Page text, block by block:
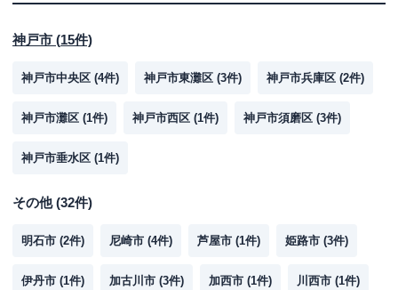
神戸市 (15件)
神戸市中央区 (4件) 神戸市東灘区 (3件) 神戸市兵庫区 (2件)
神戸市灘区 (1件) 神戸市西区 (1件) 神戸市須磨区 (3件)
神戸市垂水区 (1件)
その他(32件)
明石市 (2件) 尼崎市 (4件) 芦屋市 (1件) 姫路市 (3件)
伊丹市 (1件) 加古川市 (3件) 加西市 (1件) 川西市 (1件)